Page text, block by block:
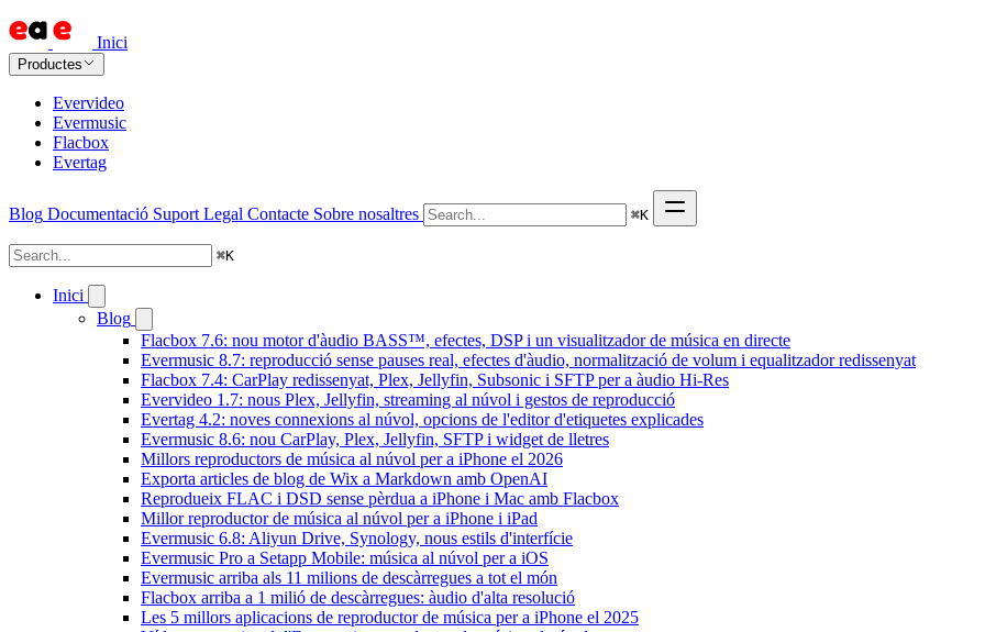
Inici
Productes
Evervideo
Evermusic
Flacbox
Evertag
Blog Documentació Suport Legal Contacte Sobre nosaltres ⌘K
⌘K
Inici
Blog
Flacbox 7.6: nou motor d'àudio BASS™, efectes, DSP i un visualitzador de música en directe
Evermusic 8.7: reproducció sense pauses real, efectes d'àudio, normalització de volum i equalitzador redissenyat
Flacbox 7.4: CarPlay redissenyat, Plex, Jellyfin, Subsonic i SFTP per a àudio Hi-Res
Evervideo 1.7: nous Plex, Jellyfin, streaming al núvol i gestos de reproducció
Evertag 4.2: noves connexions al núvol, opcions de l'editor d'etiquetes explicades
Evermusic 8.6: nou CarPlay, Plex, Jellyfin, SFTP i widget de lletres
Millors reproductors de música al núvol per a iPhone el 2026
Exporta articles de blog de Wix a Markdown amb OpenAI
Reprodueix FLAC i DSD sense pèrdua a iPhone i Mac amb Flacbox
Millor reproductor de música al núvol per a iPhone i iPad
Evermusic 6.8: Aliyun Drive, Synology, nous estils d'interfície
Evermusic Pro a Setapp Mobile: música al núvol per a iOS
Evermusic arriba als 11 milions de descàrregues a tot el món
Flacbox arriba a 1 milió de descàrregues: àudio d'alta resolució
Les 5 millors aplicacions de reproductor de música per a iPhone el 2025